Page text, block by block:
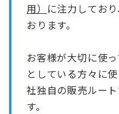
用） に注力してお
おります。
お客様が大切に使
としている方々に
社独自の販売ルー
す。